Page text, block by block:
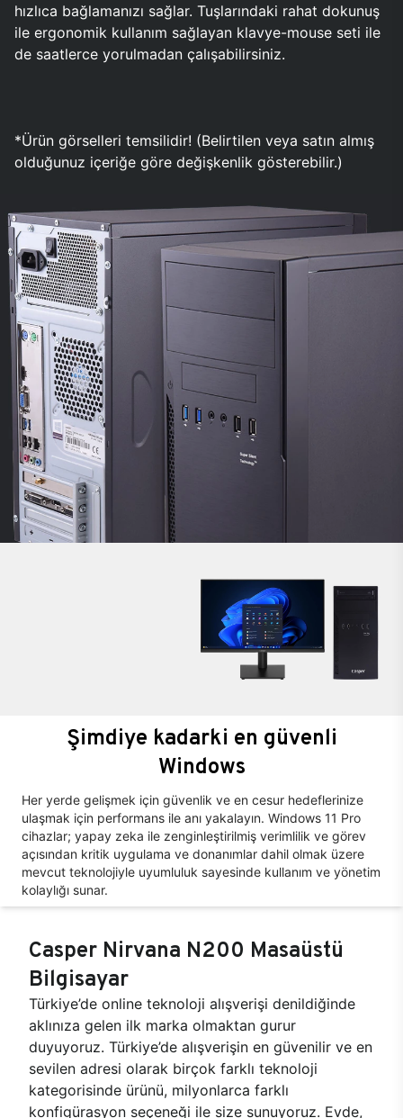
hızlıca bağlamanızı sağlar. Tuşlarındaki rahat dokunuş
ile ergonomik kullanım sağlayan klavye-mouse seti ile
de saatlerce yorulmadan çalışabilirsiniz.
*Ürün görselleri temsilidir! (Belirtilen veya satın almış
olduğunuz içeriğe göre değişkenlik gösterebilir.)
Şimdiye kadarki en güvenli
Windows
Her yerde gelişmek için güvenlik ve en cesur hedeflerinize
ulaşmak için performans ile anı yakalayın. Windows 11 Pro
cihazlar; yapay zeka ile zenginleştirilmiş verimlilik ve görev
açısından kritik uygulama ve donanımlar dahil olmak üzere
mevcut teknolojiyle uyumluluk sayesinde kullanım ve yönetim
kolaylığı sunar.
Casper Nirvana N200 Masaüstü
Bilgisayar
Türkiye’de online teknoloji alışverişi denildiğinde
aklınıza gelen ilk marka olmaktan gurur
duyuyoruz. Türkiye’de alışverişin en güvenilir ve en
sevilen adresi olarak birçok farklı teknoloji
kategorisinde ürünü, milyonlarca farklı
konfigürasyon seçeneği ile size sunuyoruz. Evde,